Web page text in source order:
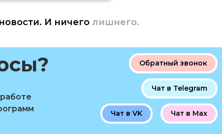
И ничего лишнего.
Обратный звонок
Чат в Telegram
Чат в Max
Чат в VK